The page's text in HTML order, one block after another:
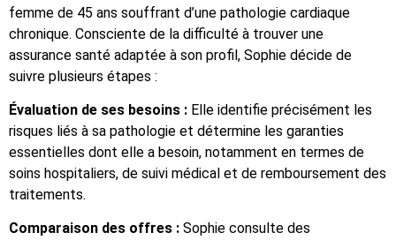
femme de 45 ans souffrant d’une pathologie cardiaque
chronique. Consciente de la difficulté à trouver une
assurance santé adaptée à son profil, Sophie décide de
suivre plusieurs étapes :
Évaluation de ses besoins : Elle identifie précisément les
risques liés à sa pathologie et détermine les garanties
essentielles dont elle a besoin, notamment en termes de
soins hospitaliers, de suivi médical et de remboursement des
traitements.
Comparaison des offres : Sophie consulte des